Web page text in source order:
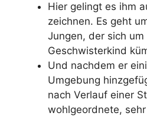
Hier gelingt es ihm
zeichnen. Es geht
Jungen, der sich
Geschwisterkind
Und nachdem er
Umgebung
nach Verlauf einer
wohlgeordnete,